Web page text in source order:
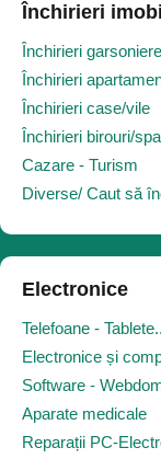
Închirieri
Închirieri garsoniere
Închirieri
Închirieri case/vile
Închirieri birouri/
Cazare - Turism
Diverse/ Caut să
Electronice
Telefoane -
Electronice și
Software -
Aparate medicale
Reparații PC-